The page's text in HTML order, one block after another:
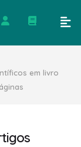
em livro